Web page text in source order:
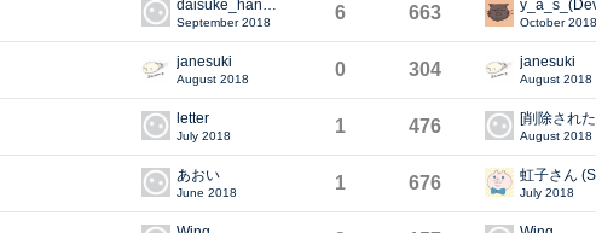
September 2018 6 663 October 2018
janesuki
August 2018 0 304 janesuki
August 2018
letter
July 2018 1 476 August 2018
あおい
June 2018 1 676 虹子さん
July 2018